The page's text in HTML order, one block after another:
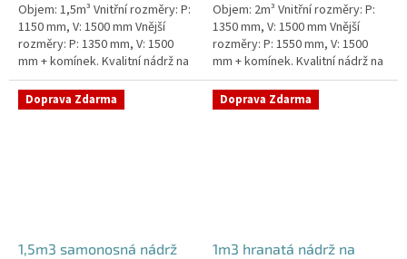
Objem: 1,5m³ Vnitřní rozměry: P:
1150 mm, V: 1500 mm Vnější
rozměry: P: 1350 mm, V: 1500
mm + komínek. Kvalitní nádrž na
pitnou vodu pod parkovací
stání. Průměr a umístění všech...
Objem: 2m³ Vnitřní rozměry: P:
1350 mm, V: 1500 mm Vnější
rozměry: P: 1550 mm, V: 1500
mm + komínek. Kvalitní nádrž na
pitnou vodu pod parkovací
stání. Průměr a umístění všech...
Doprava Zdarma
1,5m3 samonosná nádrž
Doprava Zdarma
1m3 hranatá nádrž na